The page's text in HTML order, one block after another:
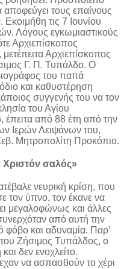
αποφεύγει τους επαίνους
τις 7 Ιουνίου
Λόγους εγκωμιαστικούς
Αρχιεπίσκοπος
Αρχιεπίσκοπος
Γ. Π. Τυπάλδο. Ο
του παπά
και καθυστέρηση
συγγενής του να τον
του Αγίου
από 88 έτη από την
Ιερών Λειψάνων του,
Μητροπολίτη Προκόπιο.
Χριστόν σαλός»
νευρική κρίση, που
τον ύπνο, τον έκανε να
μεγαλοφώνως και άλλες
από αυτή την
φόβο και αδυναμία. Παρ’
Ζήσιμος Τυπάλδος, ο
δεν ενοχλείτο.
να ασπασθούν το χέρι